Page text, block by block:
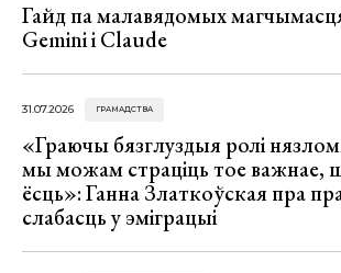
Гайд па малавядомых
Gemini і Claude
31.07.2026 ГРАМАДСТВА
«Граючы бязглуздыя ролі
мы можам страціць тое важнае,
ёсць»: Ганна Златкоўская пра
слабасць у эміграцыі